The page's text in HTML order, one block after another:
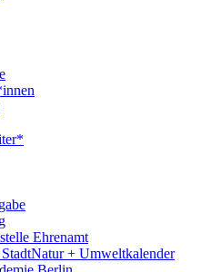
Ehrenamt
+ Umweltkalender